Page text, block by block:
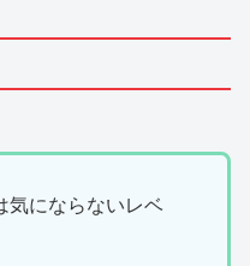
気にならないレベ